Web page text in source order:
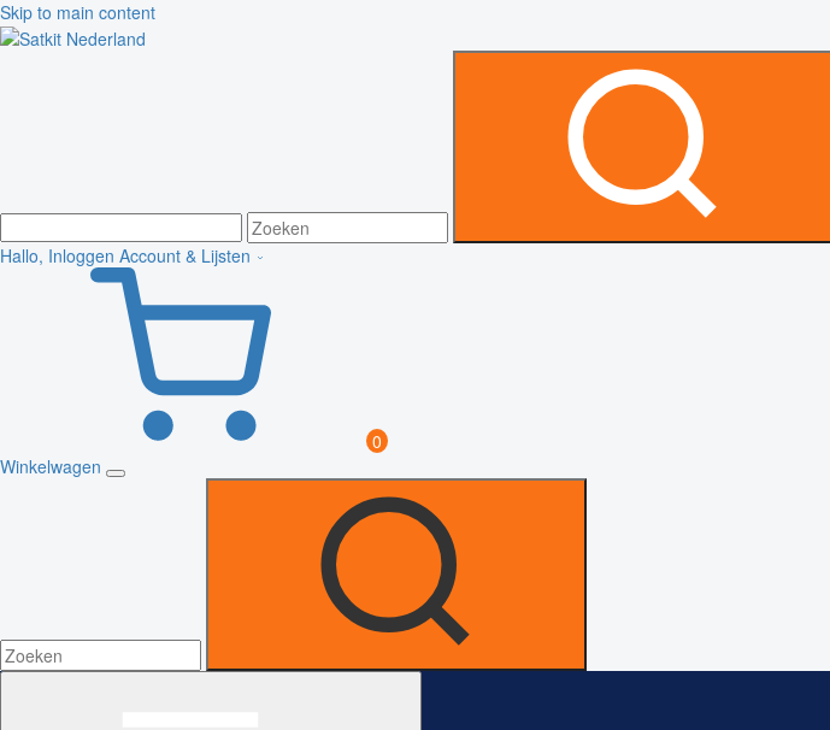
Skip to main content
Hallo, Inloggen Account & Lijsten
0
Winkelwagen